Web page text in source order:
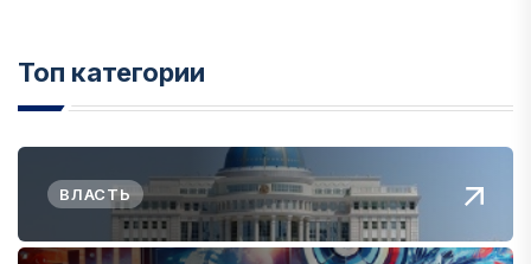
Топ категории
ВЛАСТЬ